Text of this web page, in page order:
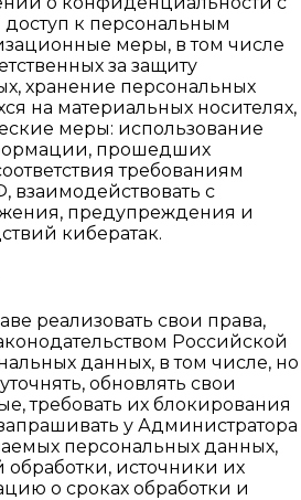
к персональным
меры, в том числе
за защиту
хранение персональных
на материальных носителях,
меры: использование
прошедших
требованиям
взаимодействовать с
предупреждения и
кибератак.
реализовать свои права,
Российской
данных, в том числе, но
обновлять свои
требовать их блокирования
у Администратора
персональных данных,
источники их
о сроках обработки и